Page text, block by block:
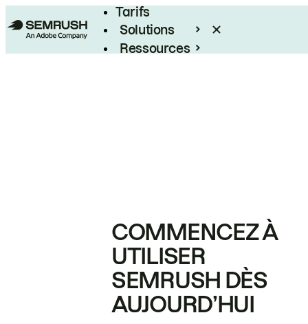
Tarifs
Solutions
Ressources
COMMENCEZ À
UTILISER
SEMRUSH DÈS
AUJOURD’HUI